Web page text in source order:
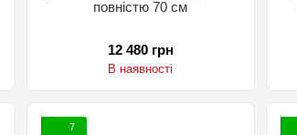
повністю 70 см
12 480 грн
В наявності
7